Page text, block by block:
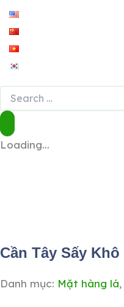
Loading...
Cần Tây Sấy Khô
Danh mục: Mặt hàng lá,